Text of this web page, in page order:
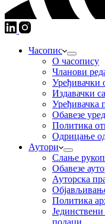
Часопис
О часопису
Чланови
Уређивачки
Издавачки
Уређивачка
Обавезе
Пoлитикa
Одрицање
Аутори
Слање
Обавезе
Ауторска
Политика
подаци